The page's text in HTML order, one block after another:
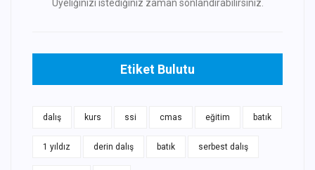
Üyeliğinizi istediğiniz zaman sonlandırabilirsiniz.
Etiket Bulutu
dalış kurs ssi cmas eğitim batık
1 yıldız derin dalış batık serbest dalış